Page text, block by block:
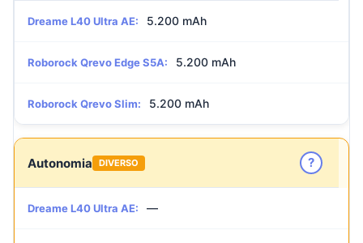
Dreame L40 Ultra AE: 5.200 mAh
Roborock Qrevo Edge S5A: 5.200 mAh
Roborock Qrevo Slim: 5.200 mAh
Autonomia DIVERSO ?
Dreame L40 Ultra AE: —